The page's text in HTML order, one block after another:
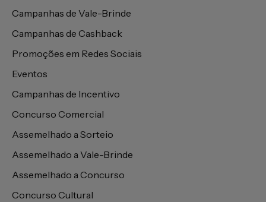
Campanhas de Vale-Brinde
Campanhas de Cashback
Promoções em Redes Sociais
Eventos
Campanhas de Incentivo
Concurso Comercial
Assemelhado a Sorteio
Assemelhado a Vale-Brinde
Assemelhado a Concurso
Concurso Cultural